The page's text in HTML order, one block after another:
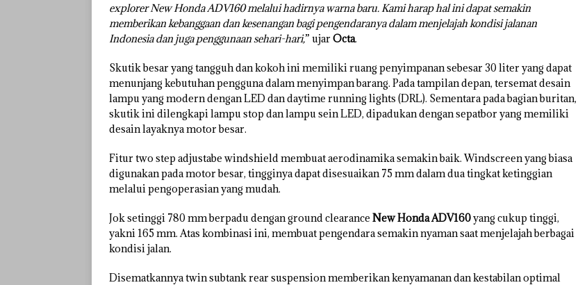
explorer New Honda ADV160 melalui hadirnya warna baru. Kami harap hal ini dapat semakin
memberikan kebanggaan dan kesenangan bagi pengendaranya dalam menjelajah kondisi jalanan
Indonesia dan juga penggunaan sehari-hari,” ujarOcta.
Skutik besar yang tangguh dan kokoh ini memiliki ruang penyimpanan sebesar 30 liter yang dapat
menunjang kebutuhan pengguna dalam menyimpan barang. Pada tampilan depan, tersemat desain
lampu yang modern dengan LED dan daytime running lights (DRL). Sementara pada bagian buritan,
skutik ini dilengkapi lampu stop dan lampu sein LED, dipadukan dengan sepatbor yang memiliki
desain layaknya motor besar.
Fitur two step adjustabe windshield membuat aerodinamika semakin baik. Windscreen yang biasa
digunakan pada motor besar, tingginya dapat disesuaikan 75 mm dalam dua tingkat ketinggian
melalui pengoperasian yang mudah.
Jok setinggi 780 mm berpadu dengan ground clearance New Honda ADV160yang cukup tinggi,
yakni 165 mm. Atas kombinasi ini, membuat pengendara semakin nyaman saat menjelajah berbagai
kondisi jalan.
Disematkannya twin subtank rear suspension memberikan kenyamanan dan kestabilan optimal